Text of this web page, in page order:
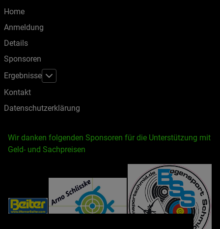
Home
Anmeldung
Details
Sponsoren
Ergebnisse
Kontakt
Datenschutzerklärung
Wir danken folgenden Sponsoren für die Unterstützung mit
Geld- und Sachpreisen